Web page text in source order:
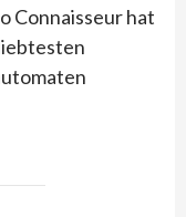
Connaisseur hat